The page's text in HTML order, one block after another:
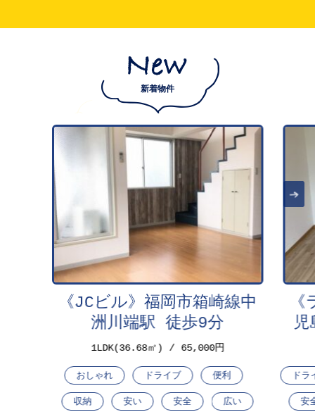
新着物件
《JCビル》福岡市箱崎線中
洲川端駅 徒歩9分
1LDK(36.68㎡) 65,000円
おしゃれ ドライブ 便利
収納 安い 安全 広い
ドラ
安